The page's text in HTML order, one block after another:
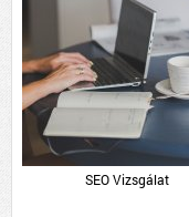
SEO Vizsgálat